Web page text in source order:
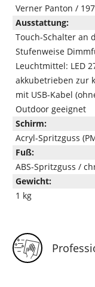
Verner Panton /
Ausstattung:
Touch-Schalter an
Stufenweise
Leuchtmittel: LED
akkubetrieben zur
mit USB-Kabel
Outdoor geeignet
Schirm:
Acryl-Spritzguss
Fuß:
ABS-Spritzguss /
Gewicht:
1 kg